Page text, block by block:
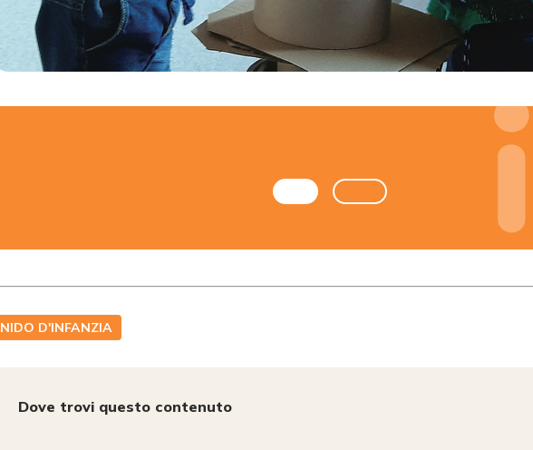
NIDO D'INFANZIA
Dove trovi questo contenuto